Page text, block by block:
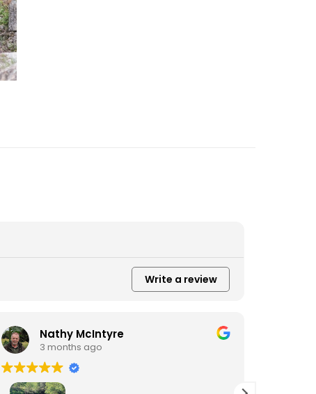
Write a review
Nathy McIntyre
3 months ago